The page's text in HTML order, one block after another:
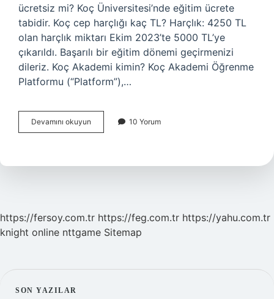
ücretsiz mi? Koç Üniversitesi’nde eğitim ücrete
tabidir. Koç cep harçlığı kaç TL? Harçlık: 4250 TL
olan harçlık miktarı Ekim 2023’te 5000 TL’ye
çıkarıldı. Başarılı bir eğitim dönemi geçirmenizi
dileriz. Koç Akademi kimin? Koç Akademi Öğrenme
Platformu (“Platform”),…
Devamını okuyun
Akademi
10 Yorum
https://fersoy.com.tr https://feg.com.tr https://yahu.com.tr
knight online nttgame Sitemap
SON YAZILAR